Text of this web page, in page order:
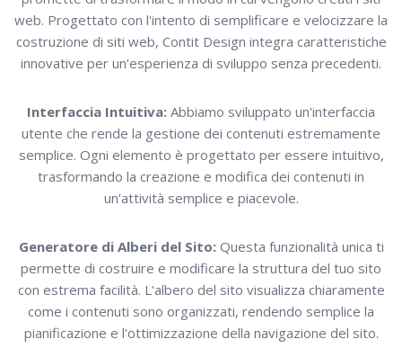
web. Progettato con l'intento di semplificare e velocizzare la
costruzione di siti web, Contit Design integra caratteristiche
innovative per un'esperienza di sviluppo senza precedenti.
Interfaccia Intuitiva: Abbiamo sviluppato un'interfaccia
utente che rende la gestione dei contenuti estremamente
semplice. Ogni elemento è progettato per essere intuitivo,
trasformando la creazione e modifica dei contenuti in
un'attività semplice e piacevole.
Generatore di Alberi del Sito:Questa funzionalità unica ti
permette di costruire e modificare la struttura del tuo sito
con estrema facilità. L'albero del sito visualizza chiaramente
come i contenuti sono organizzati, rendendo semplice la
pianificazione e l'ottimizzazione della navigazione del sito.